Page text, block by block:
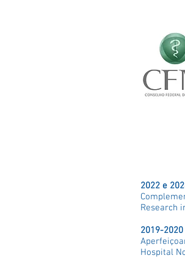
2022 e
Research
2019-
Hospital